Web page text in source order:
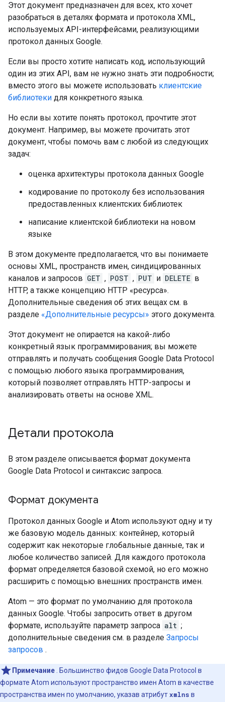
Этот документ предназначен для всех, кто хочет
разобраться в деталях формата и протокола XML,
используемых API-интерфейсами, реализующими
протокол данных Google.
Если вы просто хотите написать код, использующий
один из этих API, вам не нужно знать эти подробности;
вместо этого вы можете использовать клиентские
библиотеки для конкретного языка.
Но если вы хотите понять протокол, прочтите этот
документ. Например, вы можете прочитать этот
документ, чтобы помочь вам с любой из следующих
задач:
оценка архитектуры протокола данных Google
кодирование по протоколу без использования
предоставленных клиентских библиотек
написание клиентской библиотеки на новом
языке
В этом документе предполагается, что вы понимаете
основы XML, пространств имен, синдицированных
каналов и запросов GET , POST , PUT и DELETE в
HTTP, а также концепцию HTTP «ресурса».
Дополнительные сведения об этих вещах см. в
разделе «Дополнительные ресурсы» этого документа.
Этот документ не опирается на какой-либо
конкретный язык программирования; вы можете
отправлять и получать сообщения Google Data Protocol
с помощью любого языка программирования,
который позволяет отправлять HTTP-запросы и
анализировать ответы на основе XML.
Детали протокола
В этом разделе описывается формат документа
Google Data Protocol и синтаксис запроса.
Формат документа
Протокол данных Google и Atom используют одну и ту
же базовую модель данных: контейнер, который
содержит как некоторые глобальные данные, так и
любое количество записей. Для каждого протокола
формат определяется базовой схемой, но его можно
расширить с помощью внешних пространств имен.
Atom — это формат по умолчанию для протокола
данных Google. Чтобы запросить ответ в другом
формате, используйте параметр запроса alt ;
дополнительные сведения см. в разделе Запросы
запросов .
Примечание . Большинство фидов Google Data Protocol в
формате Atom используют пространство имен Atom в качестве
пространства имен по умолчанию, указав атрибут xmlns в